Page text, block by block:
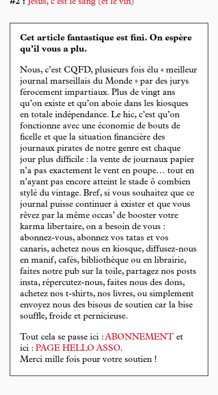
Cet article fantastique est fini. On espère
qu’il vous a plu.
Nous, c’est CQFD, plusieurs fois élu « meilleur
journal marseillais du Monde » par des jurys
férocement impartiaux. Plus de vingt ans
qu’on existe et qu’on aboie dans les kiosques
en totale indépendance. Le hic, c’est qu’on
fonctionne avec une économie de bouts de
ficelle et que la situation financière des
journaux pirates de notre genre est chaque
jour plus difficile : la vente de journaux papier
n’a pas exactement le vent en poupe… tout en
n’ayant pas encore atteint le stade ô combien
stylé du vintage. Bref, si vous souhaitez que ce
journal puisse continuer à exister et que vous
rêvez par la même occas’ de booster votre
karma libertaire, on a besoin de vous :
abonnez-vous, abonnez vos tatas et vos
canaris, achetez nous en kiosque, diffusez-nous
en manif, cafés, bibliothèque ou en librairie,
faites notre pub sur la toile, partagez nos posts
insta, répercutez-nous, faites nous des dons,
achetez nos t-shirts, nos livres, ou simplement
envoyez nous des bisous de soutien car la bise
souffle, froide et pernicieuse.
Tout cela se passe ici : ABONNEMENT et
ici : PAGE HELLO ASSO.
Merci mille fois pour votre soutien !